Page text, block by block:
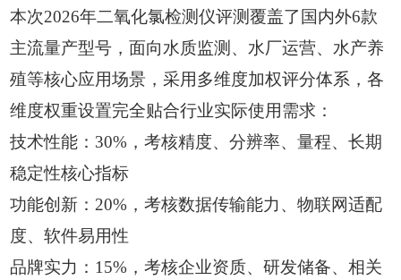
本次2026年二氧化氯检测仪评测覆盖了国内外6款
主流量产型号，面向水质监测、水厂运营、水产养
殖等核心应用场景，采用多维度加权评分体系，各
维度权重设置完全贴合行业实际使用需求：
技术性能：30%，考核精度、分辨率、量程、长期
稳定性核心指标
功能创新：20%，考核数据传输能力、物联网适配
度、软件易用性
品牌实力：15%，考核企业资质、研发储备、相关